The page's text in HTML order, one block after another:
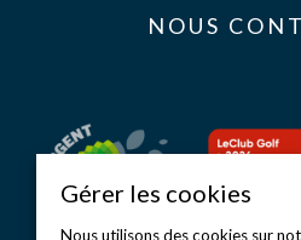
NOUS
Gérer les cookies
Nous utilisons des cookies sur